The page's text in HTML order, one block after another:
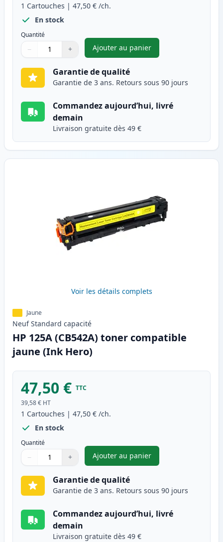
1 Cartouches | 47,50 € /ch.
En stock
Quantité
Quantité
Utilisez les boutons pour ajuster
− +
Quantité
Ajouter au panier
,HP 125A (CB543A) toner
Garantie de qualité
Garantie de 3 ans. Retours sous 90 jours
Commandez aujourd’hui, livré
demain
Livraison gratuite dès 49 €
Voir les détails complets
Jaune
Neuf Standard capacité
HP 125A (CB542A) toner compatible
jaune (Ink Hero)
47,50 € TTC
39,58 € HT
1 Cartouches | 47,50 € /ch.
En stock
Quantité
Quantité
Utilisez les boutons pour ajuster
− +
Quantité
Ajouter au panier
,HP 125A (CB542A) toner
Garantie de qualité
Garantie de 3 ans. Retours sous 90 jours
Commandez aujourd’hui, livré
demain
Livraison gratuite dès 49 €